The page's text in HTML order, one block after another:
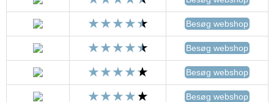
Besøg webshop
Besøg webshop
Besøg webshop
Besøg webshop